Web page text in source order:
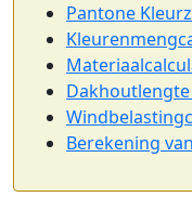
Pantone
Berekening